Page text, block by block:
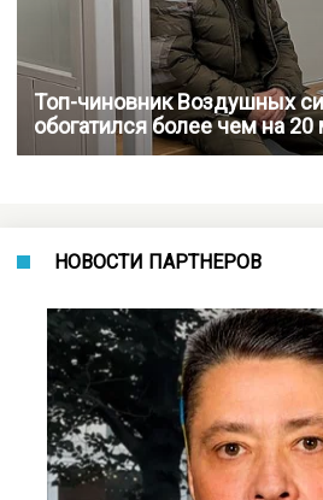
Топ-чиновник Воздушных
обогатился более чем на 20
НОВОСТИ ПАРТНЕРОВ